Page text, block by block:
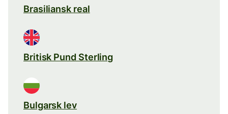
Brasiliansk real
Britisk Pund Sterling
Bulgarsk lev